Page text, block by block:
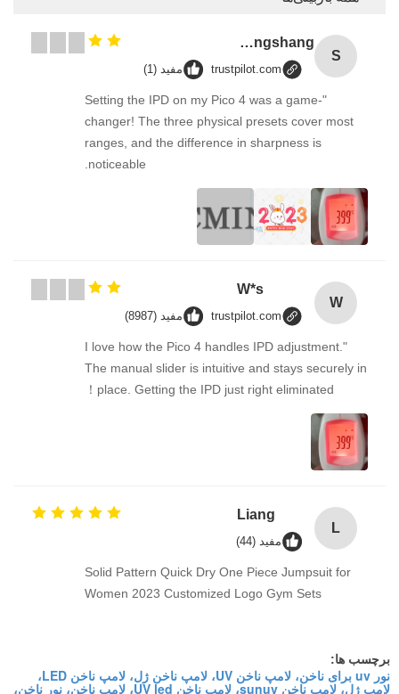
S
Songshang
trustpilot.com مفید (1)
"Setting the IPD on my Pico 4 was a game-
changer! The three physical presets cover most
ranges, and the difference in sharpness is
noticeable.
W
W*s
trustpilot.com مفید (8987)
"I love how the Pico 4 handles IPD adjustment.
The manual slider is intuitive and stays securely in
place. Getting the IPD just right eliminated！
L
Liang
مفید (44)
Solid Pattern Quick Dry One Piece Jumpsuit for
Women 2023 Customized Logo Gym Sets
برچسب ها:
نور uv برای ناخن، لامپ ناخن UV، لامپ ناخن ژل، لامپ ناخن LED،
لامپ ژل، لامپ ناخن sunuv، لامپ ناخن UV led، لامپ ناخن، نور ناخن،